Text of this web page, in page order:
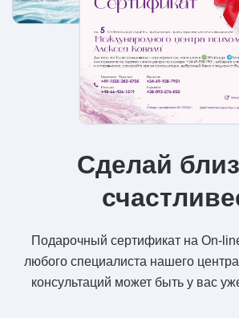
Сделай
Подарочный сертификат на On-
любого специалиста нашего
консультаций может быть у вас